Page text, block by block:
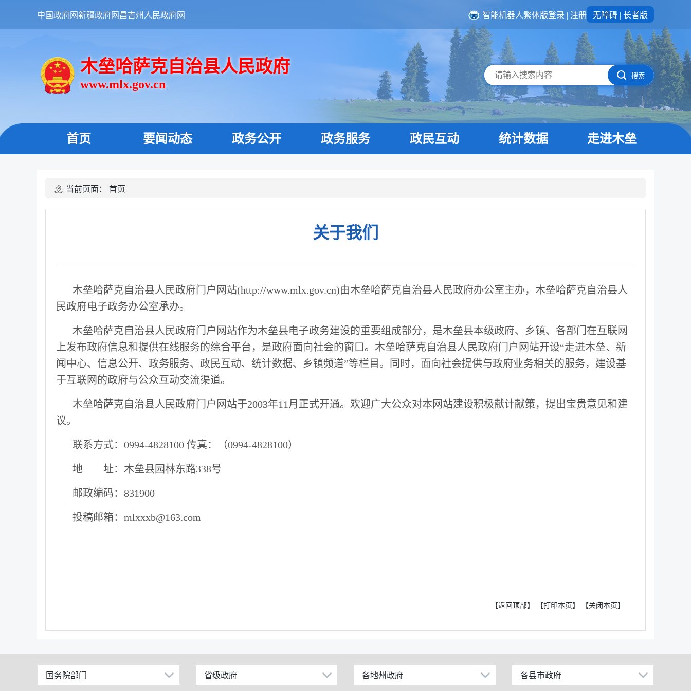
中国政府网新疆政府网 昌吉州人民政府网 智能机器人繁体版登录 | 注册 无障碍 | 长者版
木垒哈萨克自治县人民政府
www.mlx.gov.cn
搜索
首页 要闻动态 政务公开 政务服务 政民互动 统计数据 走进木垒
当前页面： 首页
关于我们
木垒哈萨克自治县人民政府门户网站(http://www.mlx.gov.cn)由木垒哈萨克自治县人民政府办公室主办，木垒哈萨克自治县人
民政府电子政务办公室承办。
木垒哈萨克自治县人民政府门户网站作为木垒县电子政务建设的重要组成部分，是木垒县本级政府、乡镇、各部门在互联网
上发布政府信息和提供在线服务的综合平台，是政府面向社会的窗口。木垒哈萨克自治县人民政府门户网站开设“走进木垒、新
闻中心、信息公开、政务服务、政民互动、统计数据、乡镇频道”等栏目。同时，面向社会提供与政府业务相关的服务，建设基
于互联网的政府与公众互动交流渠道。
木垒哈萨克自治县人民政府门户网站于2003年11 月正式开通。欢迎广大公众对本网站建设积极献计献策，提出宝贵意见和建
议。
联系方式： 0994-4828100 传真：（0994-4828100）
地 址：木垒县园林东路338号
邮政编码： 831900
投稿邮箱： mlxxxb@163.com
【返回顶部】 【打印本页】 【关闭本页】
国务院部门
公安部
省级政府
北京
各地州政府
乌鲁木齐市
各县市政府
昌吉市